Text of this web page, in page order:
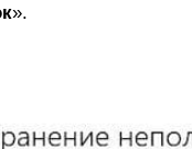
».